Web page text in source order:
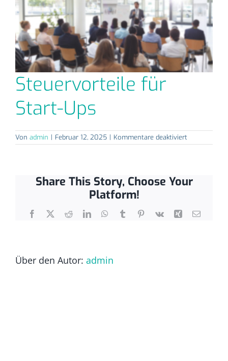
Steuervorteile für
Start-Ups
Von admin | Februar 12, 2025 | Kommentare deaktiviertfür
Share This Story, Choose Your
Platform!
Facebook
X RedditLinkedInWhatsApp
TumblrPinterest
Vk Xing E-
Über den Autor: admin